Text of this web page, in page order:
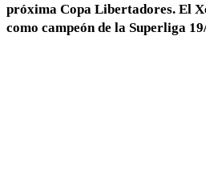
próxima Copa Libertadores. El
como campeón de la Superliga